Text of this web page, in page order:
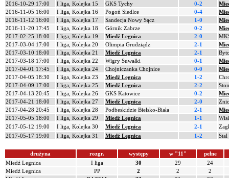
2016-10-29 17:00
I liga, Kolejka 15 GKS Tychy 0-2
2016-11-05 16:00
I liga, Kolejka 16 Pogoń Siedlce 0-4
2016-11-12 16:00
I liga, Kolejka 17 Sandecja Nowy Sącz 1-0
2016-11-20 17:45
I liga, Kolejka 18 Górnik Zabrze 0-2
2017-02-25 18:00
I liga, Kolejka 19 Miedź Legnica 2-0
2017-03-04 17:00
I liga, Kolejka 20 Olimpia Grudziądz 2-1
2017-03-10 18:00
I liga, Kolejka 21 Miedź Legnica 2-1
2017-03-18 17:00
I liga, Kolejka 22 Wigry Suwałki 0-1
2017-04-01 17:45
I liga, Kolejka 24 Chojniczanka Chojnice 0-0
2017-04-05 18:30
I liga, Kolejka 23 Miedź Legnica 1-2
2017-04-09 17:00
I liga, Kolejka 25 Miedź Legnica 2-2
2017-04-13 20:45
I liga, Kolejka 26 GKS Katowice 0-2
2017-04-21 18:00
I liga, Kolejka 27 Miedź Legnica 2-0
2017-04-28 20:45
I liga, Kolejka 28 Podbeskidzie Bielsko-Biała 2-1
2017-05-05 18:00
I liga, Kolejka 29 Miedź Legnica 1-1
2017-05-12 19:00
I liga, Kolejka 30 Miedź Legnica 2-1
2017-05-17 19:00
I liga, Kolejka 31 Miedź Legnica 1-2 Stal
drużyna rozgr. występy w "11"
pełne
Miedź Legnica
I liga 30 29
24
Miedź Legnica
PP 2 2
2